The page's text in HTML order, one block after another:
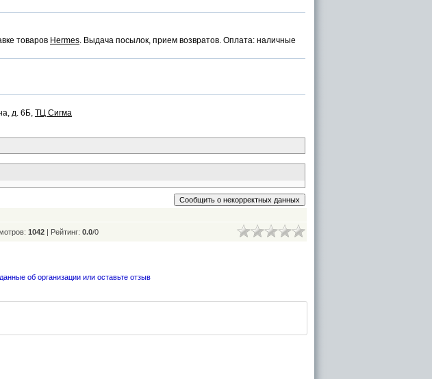
товаров Hermes. Выдача посылок, прием возвратов. Оплата: наличные
д. 6Б, ТЦ Сигма
1042 | Рейтинг: 0.0/0
об организации или оставьте отзыв